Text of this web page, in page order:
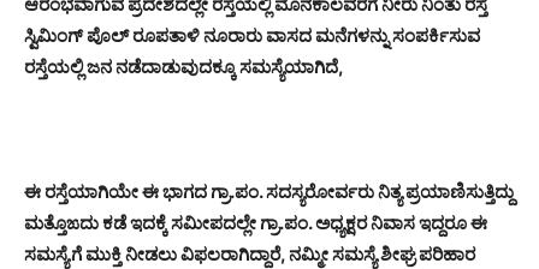
ಆರಂಭವಾಗುವ ಪ್ರದೇಶದಲ್ಲೇ ರಸ್ತೆಯಲ್ಲಿ ಮೊನಕಾಲವರಗೆ ನೀರು ನಿಂತು ರಸ್ತೆ
ಸ್ವಿಮಿಂಗ್ ಪೊಲ್ ರೂಪತಾಳಿ ನೂರಾರು ವಾಸದ ಮನೆಗಳನ್ನು ಸಂಪರ್ಕಿಸುವ
ರಸ್ತೆಯಲ್ಲಿ ಜನ ನಡೆದಾಡುವುದಕ್ಕೂ ಸಮಸ್ಯೆಯಾಗಿದೆ,
ಈ ರಸ್ತೆಯಾಗಿಯೇ ಈ ಭಾಗದ ಗ್ರಾ.ಪಂ. ಸದಸ್ಯರೋರ್ವರು ನಿತ್ಯ ಪ್ರಯಾಣಿಸುತ್ತಿದ್ದು
ಮತ್ತೊಙದು ಕಡೆ ಇದಕ್ಕೆ ಸಮೀಪದಲ್ಲೇ ಗ್ರಾ.ಪಂ. ಅಧ್ಯಕ್ಷರ ನಿವಾಸ ಇದ್ದರೂ ಈ
ಸಮಸ್ಯೆಗೆ ಮುಕ್ತಿ ನೀಡಲು ವಿಫಲರಾಗಿದ್ದಾರೆ, ನಮ್ಮೀ ಸಮಸ್ಯೆ ಶೀಘ್ರ ಪರಿಹಾರ